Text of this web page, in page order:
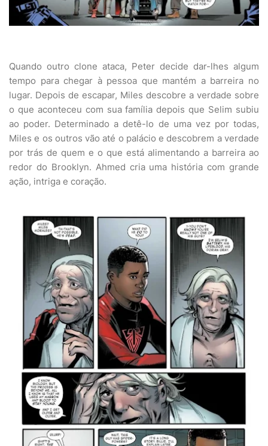
Quando outro clone ataca, Peter decide dar-lhes algum
tempo para chegar à pessoa que mantém a barreira no
lugar. Depois de escapar, Miles descobre a verdade sobre
o que aconteceu com sua família depois que Selim subiu
ao poder. Determinado a detê-lo de uma vez por todas,
Miles e os outros vão até o palácio e descobrem a verdade
por trás de quem e o que está alimentando a barreira ao
redor do Brooklyn. Ahmed cria uma história com grande
ação, intriga e coração.